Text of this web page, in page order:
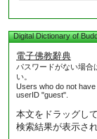
Digital Dictionary of
電子佛教辭典
パスワードがない場合
い。
Users who do not
userID "guest".
本文をドラッグし
検索結果が表示され